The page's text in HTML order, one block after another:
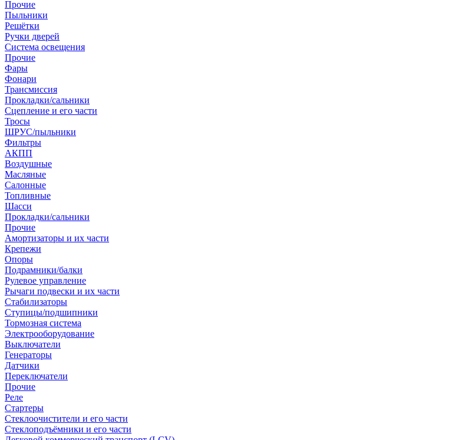
Прочие
Пыльники
Решётки
Ручки дверей
Система освещения
Прочие
Фары
Фонари
Трансмиссия
Прокладки/сальники
Сцепление и его части
Тросы
ШРУС/пыльники
Фильтры
АКПП
Воздушные
Масляные
Салонные
Топливные
Шасси
Прокладки/сальники
Прочие
Амортизаторы и их части
Крепежи
Опоры
Подрамники/балки
Рулевое управление
Рычаги подвески и их части
Стабилизаторы
Ступицы/подшипники
Тормозная система
Электрооборудование
Выключатели
Генераторы
Датчики
Переключатели
Прочие
Реле
Стартеры
Стеклоочистители и его части
Стеклоподъёмники и его части